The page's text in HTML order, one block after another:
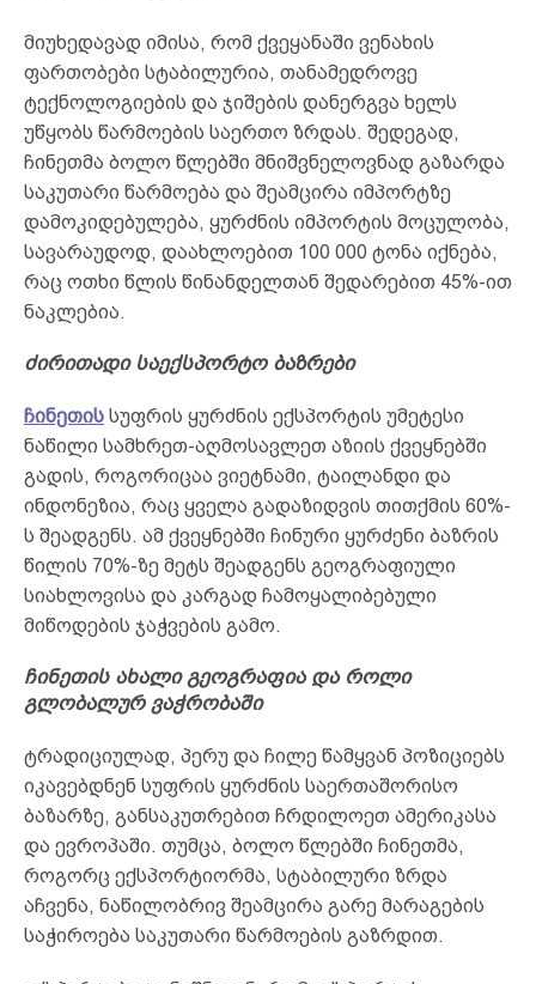
მიუხედავად იმისა, რომ ქვეყანაში ვენახის
ფართობები სტაბილურია, თანამედროვე
ტექნოლოგიების და ჯიშების დანერგვა ხელს
უწყობს წარმოების საერთო ზრდას. შედეგად,
ჩინეთმა ბოლო წლებში მნიშვნელოვნად გაზარდა
საკუთარი წარმოება და შეამცირა იმპორტზე
დამოკიდებულება, ყურძნის იმპორტის მოცულობა,
სავარაუდოდ, დაახლოებით 100 000 ტონა იქნება,
რაც ოთხი წლის წინანდელთან შედარებით 45%-ით
ნაკლებია.
ძირითადი საექსპორტო ბაზრები
ჩინეთის სუფრის ყურძნის ექსპორტის უმეტესი
ნაწილი სამხრეთ-აღმოსავლეთ აზიის ქვეყნებში
გადის, როგორიცაა ვიეტნამი, ტაილანდი და
ინდონეზია, რაც ყველა გადაზიდვის თითქმის 60%-
ს შეადგენს. ამ ქვეყნებში ჩინური ყურძენი ბაზრის
წილის 70%-ზე მეტს შეადგენს გეოგრაფიული
სიახლოვისა და კარგად ჩამოყალიბებული
მიწოდების ჯაჭვების გამო.
ჩინეთის ახალი გეოგრაფია და როლი
გლობალურ ვაჭრობაში
ტრადიციულად, პერუ და ჩილე წამყვან პოზიციებს
იკავებდნენ სუფრის ყურძნის საერთაშორისო
ბაზარზე, განსაკუთრებით ჩრდილოეთ ამერიკასა
და ევროპაში. თუმცა, ბოლო წლებში ჩინეთმა,
როგორც ექსპორტიორმა, სტაბილური ზრდა
აჩვენა, ნაწილობრივ შეამცირა გარე მარაგების
საჭიროება საკუთარი წარმოების გაზრდით.